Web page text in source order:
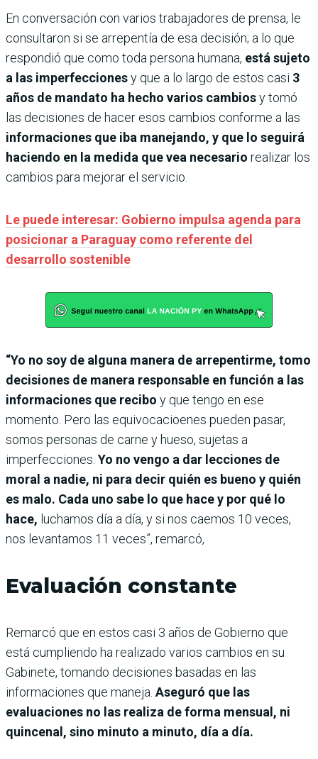
En conversación con varios trabajadores de prensa, le
consultaron si se arrepentía de esa decisión; a lo que
respondió que como toda persona humana, está sujeto
a las imperfeccionesy que a lo largo de estos casi 3
años de mandato ha hecho varios cambiosy tomó
las decisiones de hacer esos cambios conforme a las
informaciones que iba manejando, y que lo seguirá
haciendo en la medida que vea necesario realizar los
cambios para mejorar el servicio.
Le puede interesar: Gobierno impulsa agenda para
posicionar a Paraguay como referente del
desarrollo sostenible
“Yo no soy de alguna manera de arrepentirme, tomo
decisiones de manera responsable en función a las
informaciones que recibo y que tengo en ese
momento. Pero las equivocacioenes pueden pasar,
somos personas de carne y hueso, sujetas a
imperfecciones. Yo no vengo a dar lecciones de
moral a nadie, ni para decir quién es bueno y quién
es malo. Cada uno sabe lo que hace y por qué lo
hace, luchamos día a día, y si nos caemos 10 veces,
nos levantamos 11 veces”, remarcó,
Evaluación constante
Remarcó que en estos casi 3 años de Gobierno que
está cumpliendo ha realizado varios cambios en su
Gabinete, tomando decisiones basadas en las
informaciones que maneja. Aseguró que las
evaluaciones no las realiza de forma mensual, ni
quincenal, sino minuto a minuto, día a día.